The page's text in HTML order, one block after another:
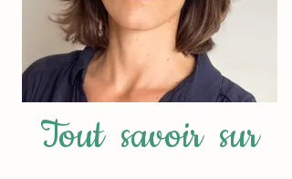
Tout savoir sur